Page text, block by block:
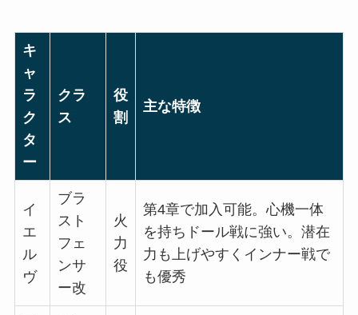
キ
ャ
ラ
ク
タ
ー
クラ
ス
役
割
主な特徴
イ
エ
ル
ヴ
ブラ
スト
フェ
ンサ
ー改
火
力
役
第4章で加入可能。心機一体
を持ちドール戦に強い。潜在
力も上げやすくインナー戦で
も優秀